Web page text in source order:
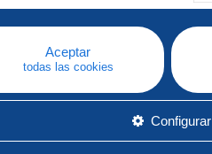
Aceptar
todas las cookies
Configurar